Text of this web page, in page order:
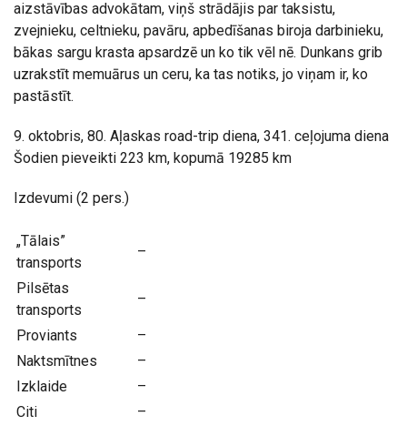
aizstāvības advokātam, viņš strādājis par taksistu,
zvejnieku, celtnieku, pavāru, apbedīšanas biroja darbinieku,
bākas sargu krasta apsardzē un ko tik vēl nē. Dunkans grib
uzrakstīt memuārus un ceru, ka tas notiks, jo viņam ir, ko
pastāstīt.
9. oktobris, 80. Aļaskas road-trip diena, 341. ceļojuma diena
Šodien pieveikti 223 km, kopumā 19285 km
Izdevumi (2 pers.)
„Tālais”
transports
–
Pilsētas
transports
–
Proviants
–
Naktsmītnes
–
Izklaide
–
Citi
–